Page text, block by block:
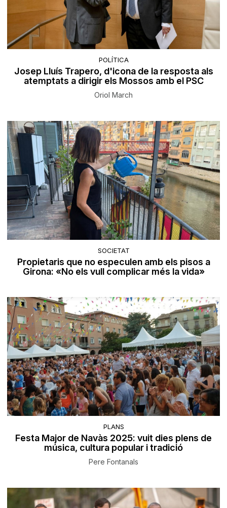
POLÍTICA
Josep Lluís Trapero, d'icona de la resposta als
atemptats a dirigir els Mossos amb el PSC
Oriol March
SOCIETAT
Propietaris que no especulen amb els pisos a
Girona: «No els vull complicar més la vida»
PLANS
Festa Major de Navàs 2025: vuit dies plens de
música, cultura popular i tradició
Pere Fontanals